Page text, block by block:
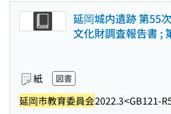
延岡城内遺跡 第55
文化財調査報告書 ;
紙 図書
延岡市教育委員会2022.3<GB121-